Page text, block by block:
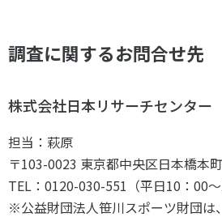
調査に関するお問合せ先
株式会社日本リサーチセンタ
担当：萩原
〒103-0023 東京都中央区日本橋本
TEL：0120-030-551（平日10：00～
※公益財団法人笹川スポーツ財団は